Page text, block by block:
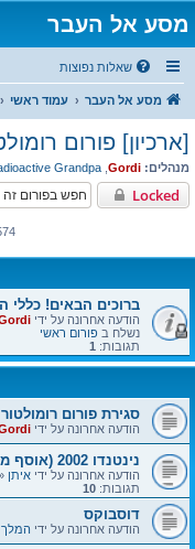
מסע אל העבר
שאלות נפוצות
מסע אל העבר עמוד ראשי
[ארכיון] פורום
מנהלים: Gordi
,
Grandpa
Locked
574 נושאים
ברוכים הבאים! כללי
הודעה אחרונה על ידי Gordi
נשלח בפורום ראשי
תגובות: 1
סגירת פורום רומולטור
הודעה אחרונה על ידי Gordi
נינטנדו 2002 (אוסף משחקי NES)
הודעה אחרונה על ידי איתן«
תגובות: 10
דוסבוקס
הודעה אחרונה על ידי המלך